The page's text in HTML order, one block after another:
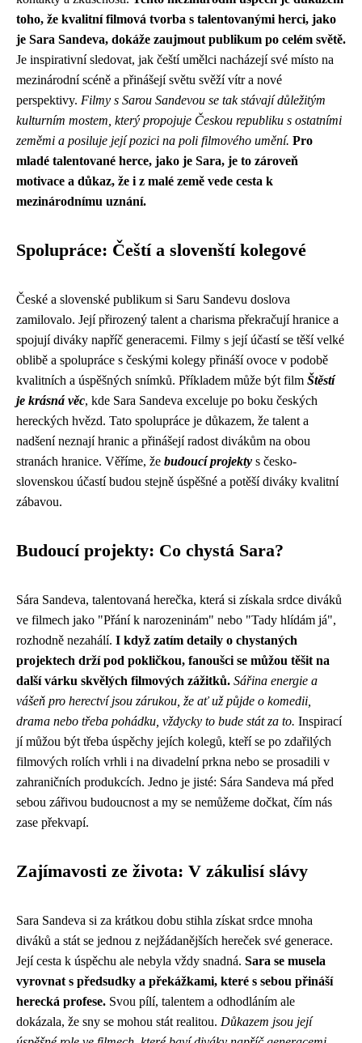
toho, že kvalitní filmová tvorba s talentovanými herci, jako
je Sara Sandeva, dokáže zaujmout publikum po celém světě.
Je inspirativní sledovat, jak čeští umělci nacházejí své místo na
mezinárodní scéně a přinášejí světu svěží vítr a nové
perspektivy. Filmy s Sarou Sandevou se tak stávají důležitým
kulturním mostem, který propojuje Českou republiku s ostatními
zeměmi a posiluje její pozici na poli filmového umění. Pro
mladé talentované herce, jako je Sara, je to zároveň
motivace a důkaz, že i z malé země vede cesta k
mezinárodnímu uznání.
Spolupráce: Čeští a slovenští kolegové
České a slovenské publikum si Saru Sandevu doslova
zamilovalo. Její přirozený talent a charisma překračují hranice a
spojují diváky napříč generacemi. Filmy s její účastí se těší velké
oblibě a spolupráce s českými kolegy přináší ovoce v podobě
kvalitních a úspěšných snímků. Příkladem může být film Štěstí
je krásná věc, kde Sara Sandeva exceluje po boku českých
hereckých hvězd. Tato spolupráce je důkazem, že talent a
nadšení neznají hranic a přinášejí radost divákům na obou
stranách hranice. Věříme, že budoucí projekty s česko-
slovenskou účastí budou stejně úspěšné a potěší diváky kvalitní
zábavou.
Budoucí projekty: Co chystá Sara?
Sára Sandeva, talentovaná herečka, která si získala srdce diváků
ve filmech jako "Přání k narozeninám" nebo "Tady hlídám já",
rozhodně nezahálí. I když zatím detaily o chystaných
projektech drží pod pokličkou, fanoušci se můžou těšit na
další várku skvělých filmových zážitků. Sářina energie a
vášeň pro herectví jsou zárukou, že ať už půjde o komedii,
drama nebo třeba pohádku, vždycky to bude stát za to. Inspirací
jí můžou být třeba úspěchy jejích kolegů, kteří se po zdařilých
filmových rolích vrhli i na divadelní prkna nebo se prosadili v
zahraničních produkcích. Jedno je jisté: Sára Sandeva má před
sebou zářivou budoucnost a my se nemůžeme dočkat, čím nás
zase překvapí.
Zajímavosti ze života: V zákulisí slávy
Sara Sandeva si za krátkou dobu stihla získat srdce mnoha
diváků a stát se jednou z nejžádanějších hereček své generace.
Její cesta k úspěchu ale nebyla vždy snadná. Sara se musela
vyrovnat s předsudky a překážkami, které s sebou přináší
herecká profese. Svou pílí, talentem a odhodláním ale
dokázala, že sny se mohou stát realitou. Důkazem jsou její